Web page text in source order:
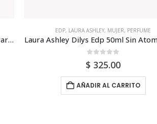
Laura Ashley Dilys Edp 50ml Sin Atomizador Para Mujer
EDP, LAURA ASHLEY, MUJER, PERFUME
$ 350.00
AÑADIR AL CARRITO